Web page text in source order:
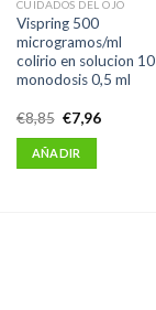
CUIDADOS DEL OJO
Vispring 500
microgramos/ml
colirio en solucion 10
monodosis 0,5 ml
€8,85 El
precio
original
era:
€8,85.
€7,96El
AÑADIR